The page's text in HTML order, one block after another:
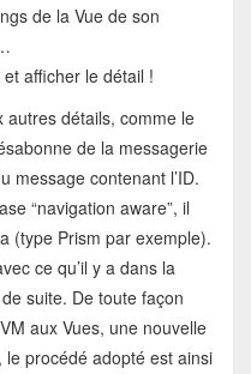
de la Vue de son
afficher le détail !
autres détails, comme le
de la messagerie
message contenant l’ID.
“navigation aware”, il
(type Prism par exemple).
ce qu’il y a dans la
suite. De toute façon
aux Vues, une nouvelle
procédé adopté est ainsi